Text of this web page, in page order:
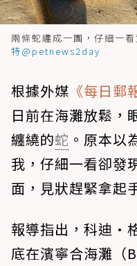
兩條蛇纏成一團，仔細一
特@petnews2day
根據外媒 《每日郵
日前在海灘放鬆，
纏繞的蛇 。原本以
我，仔細一看卻發
面，見狀趕緊拿起
報導指出，科迪·
底在濱寧合海灘